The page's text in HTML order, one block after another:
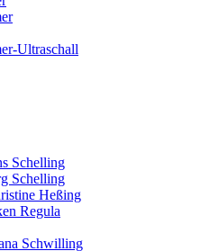
Ultraschall
Schelling
Schelling
Heßing
Regula
Schwilling